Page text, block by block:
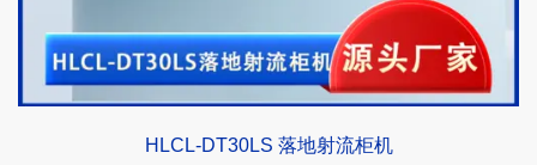
HLCL-DT30LS 落地射流柜机